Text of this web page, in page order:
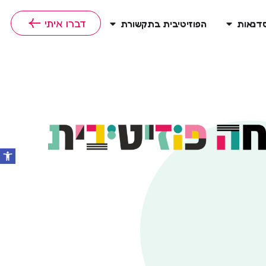
הפוזיטיבית בתקשורת דברו איתי